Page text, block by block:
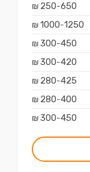
250-650
₪
1000-1250
₪
300-450
₪
300-420
₪
280-425
₪
280-400
₪
300-450
₪